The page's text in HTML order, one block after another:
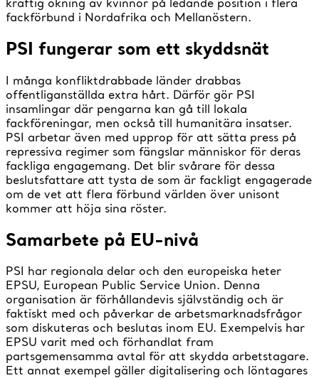
kraftig ökning av kvinnor på ledande position i flera
fackförbund i Nordafrika och Mellanöstern.
PSI fungerar som ett skyddsnät
I många konfliktdrabbade länder drabbas
offentliganställda extra hårt. Därför gör PSI
insamlingar där pengarna kan gå till lokala
fackföreningar, men också till humanitära insatser.
PSI arbetar även med upprop för att sätta press på
repressiva regimer som fängslar människor för deras
fackliga engagemang. Det blir svårare för dessa
beslutsfattare att tysta de som är fackligt engagerade
om de vet att flera förbund världen över unisont
kommer att höja sina röster.
Samarbete på EU-nivå
PSI har regionala delar och den europeiska heter
EPSU, European Public Service Union. Denna
organisation är förhållandevis självständig och är
faktiskt med och påverkar de arbetsmarknadsfrågor
som diskuteras och beslutas inom EU. Exempelvis har
EPSU varit med och förhandlat fram
partsgemensamma avtal för att skydda arbetstagare.
Ett annat exempel gäller digitalisering och löntagares